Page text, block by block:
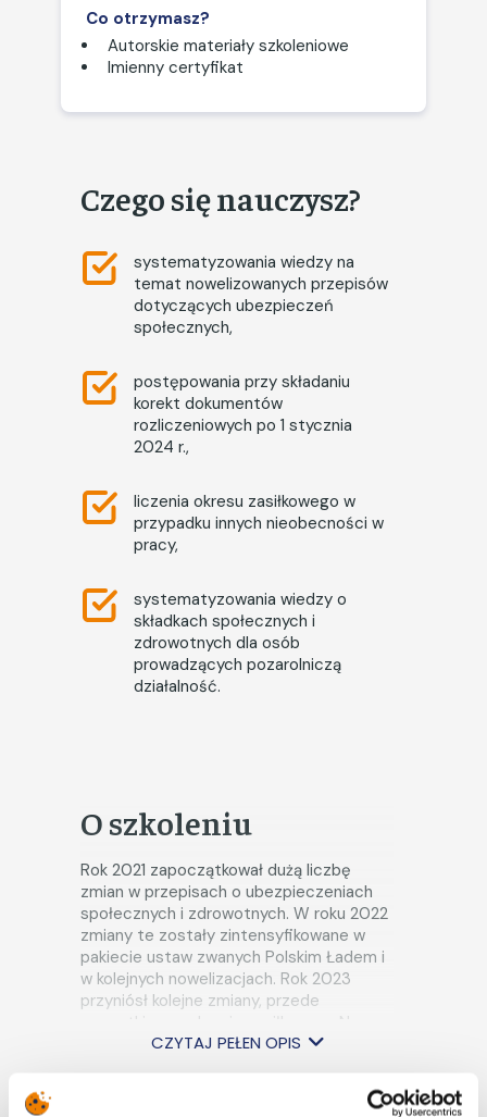
Co otrzymasz?
Autorskie materiały szkoleniowe
Imienny certyfikat
Czego się nauczysz?
systematyzowania wiedzy na
temat nowelizowanych przepisów
dotyczących ubezpieczeń
społecznych,
postępowania przy składaniu
korekt dokumentów
rozliczeniowych po 1 stycznia
2024 r.,
liczenia okresu zasiłkowego w
przypadku innych nieobecności w
pracy,
systematyzowania wiedzy o
składkach społecznych i
zdrowotnych dla osób
prowadzących pozarolniczą
działalność.
O szkoleniu
Rok 2021 zapoczątkował dużą liczbę
zmian w przepisach o ubezpieczeniach
społecznych i zdrowotnych. W roku 2022
zmiany te zostały zintensyfikowane w
pakiecie ustaw zwanych Polskim Ładem i
w kolejnych nowelizacjach. Rok 2023
przyniósł kolejne zmiany, przede
wszystkim w zakresie zasiłkowym. Na
dodatek oprócz nowelizacji przepisów,
przepisów. I tu szczególnie odczuliśmy to
CZYTAJ PEŁEN OPIS